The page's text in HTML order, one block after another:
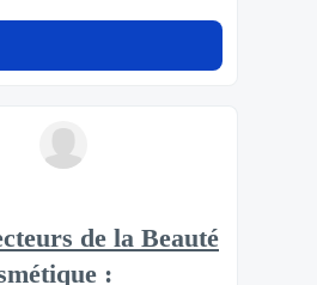
de la Beauté
: